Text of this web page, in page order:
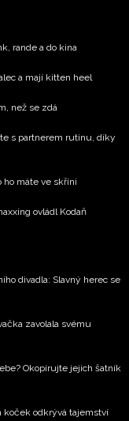
a
souhlasíte se
, zaškrtněte toto pole.
rande a do kina
a mají kitten heel
než se zdá
s partnerem rutinu, díky
máte ve skříni
ovládl Kodaň
divadla: Slavný herec se
zavolala svému
Okopírujte jejich šatník
koček odkrývá tajemství